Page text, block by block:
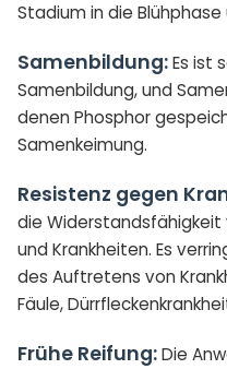
Stadium in die Blühphase
Samenbildung:Es ist
Samenbildung, und
denen Phosphor
Samenkeimung.
Resistenz gegen
die Widerstandsfähigkeit
und Krankheiten. Es
des Auftretens von
Fäule,
Frühe Reifung:Die